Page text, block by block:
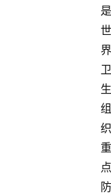
是
世
界
卫
生
组
织
重
点
防